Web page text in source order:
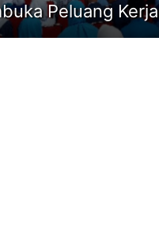
Peluang Kerja